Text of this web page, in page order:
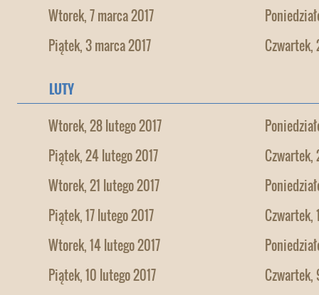
Wtorek, 7 marca 2017
Piątek, 3 marca 2017
Czwartek,
LUTY
Wtorek, 28 lutego 2017
Piątek, 24 lutego 2017
Czwartek,
Wtorek, 21 lutego 2017
Piątek, 17 lutego 2017
Czwartek,
Wtorek, 14 lutego 2017
Piątek, 10 lutego 2017
Czwartek,